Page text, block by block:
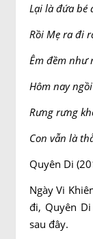
Lại là đứa bé
Rồi Mẹ ra đi
Êm đềm như
Hôm nay
Rưng rưng
Con vẫn là
Quyên Di
Ngày Vi
đi, Quyên
sau đây.